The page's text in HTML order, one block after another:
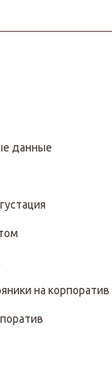
данные
на корпоратив